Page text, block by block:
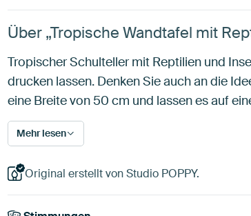
Über „Tropische Wandtafel mit
Tropischer Schulteller mit Reptilien und
drucken lassen. Denken Sie auch an die
eine Breite von 50 cm und lassen es auf
Mehr lesen
Original erstellt von Studio POPPY.